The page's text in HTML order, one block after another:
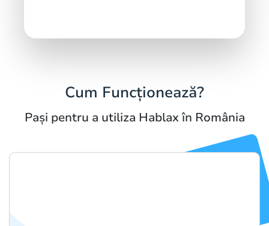
Cum Funcționează?
Pași pentru a utiliza Hablax în România